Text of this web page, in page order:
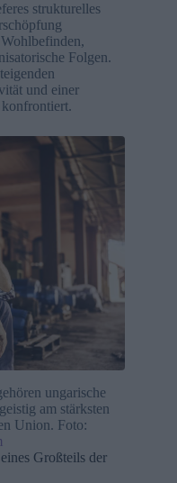
strukturelles
Folgen.
und einer
ungarische
am stärksten
Union. Foto:
Großteils der